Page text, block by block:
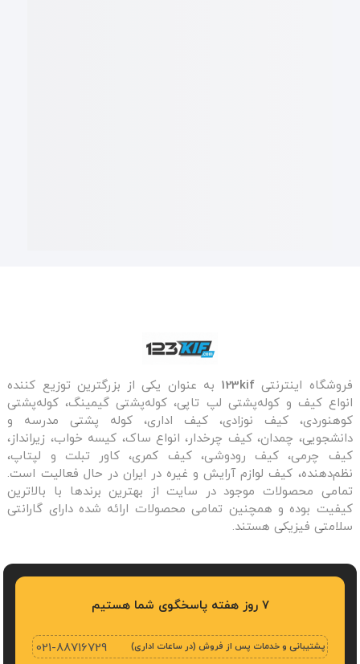
فروشگاه اینترنتی 123kif به عنوان یکی از بزرگترین توزیع کننده
انواع کیف و کوله‌پشتی لپ تاپی، کوله‌پشتی گیمینگ، کوله‌پشتی
کوهنوردی، کیف نوزادی، کیف اداری، کوله پشتی مدرسه و
دانشجویی، چمدان، کیف چرخدار، انواع ساک، کیسه خواب، زیرانداز،
کیف چرمی، کیف رودوشی، کیف کمری، کاور تبلت و لپتاپ،
نظم‌دهنده، کیف لوازم آرایش و غیره در ایران در حال فعالیت است.
تمامی محصولات موجود در سایت از بهترین برندها با بالاترین
کیفیت بوده و همچنین تمامی محصولات ارائه شده دارای گارانتی
سلامتی فیزیکی هستند.
7 روز هفته پاسخگوی شما هستیم
پشتیبانی و خدمات پس از فروش (در ساعات اداری) 021-88716729